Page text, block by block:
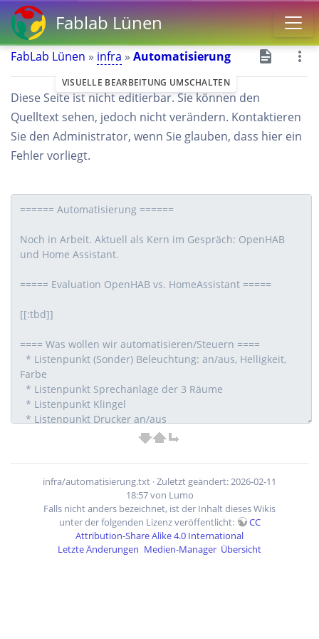
Fablab Lünen
FabLab Lünen » infra » Automatisierung
Diese Seite ist nicht editierbar. Sie können den
Quelltext sehen, jedoch nicht verändern. Kontaktieren
Sie den Administrator, wenn Sie glauben, dass hier ein
Fehler vorliegt.
VISUELLE BEARBEITUNG UMSCHALTEN
infra/automatisierung.txt · Zuletzt geändert: 2026-02-11
18:57 von Lumo
Falls nicht anders bezeichnet, ist der Inhalt dieses Wikis
unter der folgenden Lizenz veröffentlicht:
CC
Attribution-Share Alike 4.0 International
Letzte Änderungen Medien-Manager Übersicht